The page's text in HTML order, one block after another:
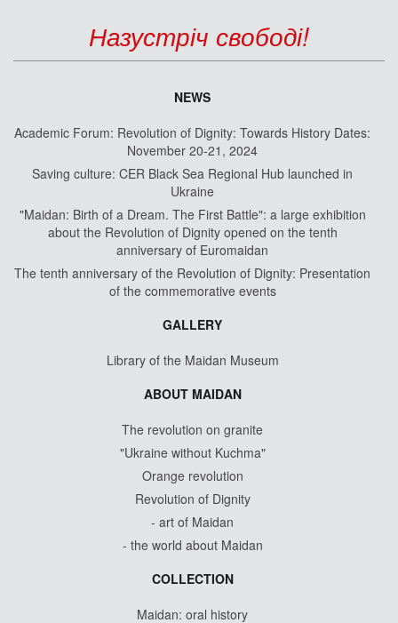
Назустріч свободі!
NEWS
Academic Forum: Revolution of Dignity: Towards History Dates:
November 20-21, 2024
Saving culture: CER Black Sea Regional Hub launched in
Ukraine
"Maidan: Birth of a Dream. The First Battle": a large exhibition
about the Revolution of Dignity opened on the tenth
anniversary of Euromaidan
The tenth anniversary of the Revolution of Dignity: Presentation
of the commemorative events
GALLERY
Library of the Maidan Museum
ABOUT MAIDAN
The revolution on granite
"Ukraine without Kuchma"
Orange revolution
Revolution of Dignity
- art of Maidan
- the world about Maidan
COLLECTION
Maidan: oral history